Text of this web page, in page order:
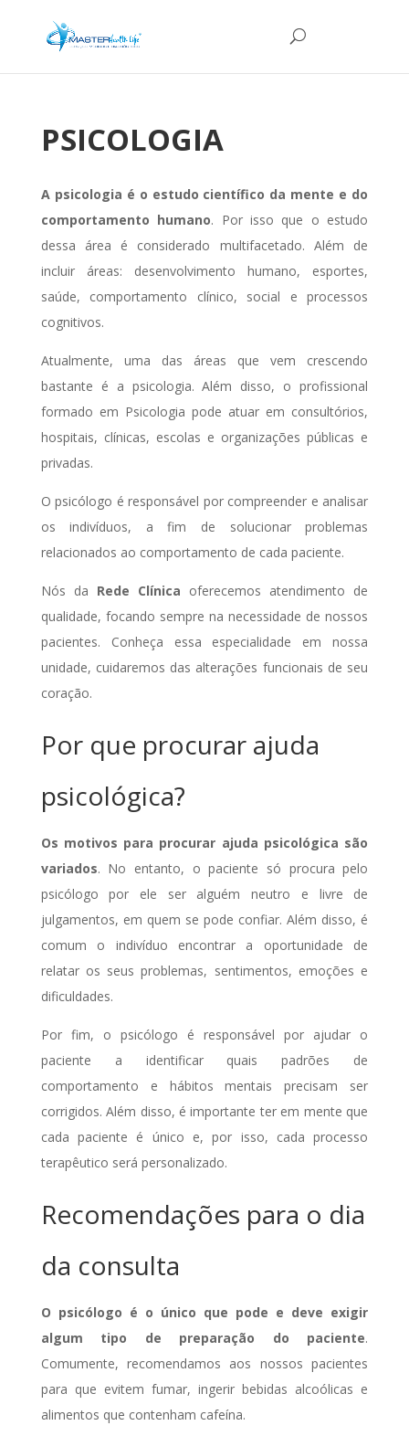
PSICOLOGIA
A psicologia é o estudo científico da mente e do
comportamento humano. Por isso que o estudo
dessa área é considerado multifacetado. Além de
incluir áreas: desenvolvimento humano, esportes,
saúde, comportamento clínico, social e processos
cognitivos.
Atualmente, uma das áreas que vem crescendo
bastante é a psicologia. Além disso, o profissional
formado em Psicologia pode atuar em consultórios,
hospitais, clínicas, escolas e organizações públicas e
privadas.
O psicólogo é responsável por compreender e analisar
os indivíduos, a fim de solucionar problemas
relacionados ao comportamento de cada paciente.
Nós da Rede Clínica oferecemos atendimento de
qualidade, focando sempre na necessidade de nossos
pacientes. Conheça essa especialidade em nossa
unidade, cuidaremos das alterações funcionais de seu
coração.
Por que procurar ajuda
psicológica?
Os motivos para procurar ajuda psicológica são
variados. No entanto, o paciente só procura pelo
psicólogo por ele ser alguém neutro e livre de
julgamentos, em quem se pode confiar. Além disso, é
comum o indivíduo encontrar a oportunidade de
relatar os seus problemas, sentimentos, emoções e
dificuldades.
Por fim, o psicólogo é responsável por ajudar o
paciente a identificar quais padrões de
comportamento e hábitos mentais precisam ser
corrigidos. Além disso, é importante ter em mente que
cada paciente é único e, por isso, cada processo
terapêutico será personalizado.
Recomendações para o dia
da consulta
O psicólogo é o único que pode e deve exigir
algum tipo de preparação do paciente.
Comumente, recomendamos aos nossos pacientes
para que evitem fumar, ingerir bebidas alcoólicas e
alimentos que contenham cafeína.